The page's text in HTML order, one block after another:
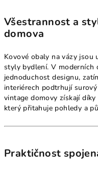
Všestrannost a
domova
Kovové obaly na vázy jsou
styly bydlení. V moderních
jednoduchost designu,
interiérech podtrhují
vintage domovy získají
který přitahuje pohledy a
Praktičnost